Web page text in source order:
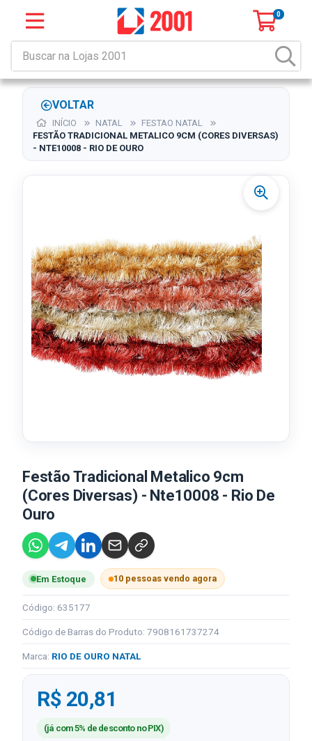
0
VOLTAR
INÍCIO NATAL
FESTAO NATAL
FESTÃO TRADICIONAL METALICO 9CM (CORES DIVERSAS)
- NTE10008 - RIO DE OURO
Festão Tradicional Metalico 9cm
(Cores Diversas) - Nte10008 - Rio De
Ouro
Em Estoque 10 pessoas vendo agora
Código: 635177
Código de Barras do Produto: 7908161737274
Marca: RIO DE OURO NATAL
R$ 20,81
(já com 5% de desconto no PIX)